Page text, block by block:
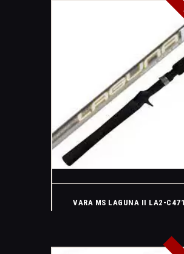
VARA MS LAGUNA II LA2-